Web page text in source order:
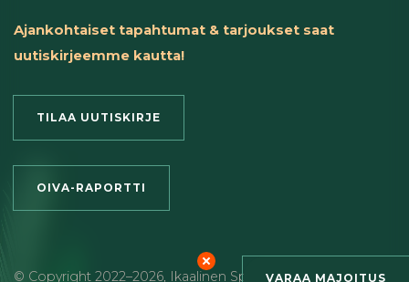
VARAA MAJOITUS
Ajankohtaiset tapahtumat & tarjoukset saat
uutiskirjeemme kautta!
TILAA UUTISKIRJE
OIVA-RAPORTTI
© Copyright 2022–2026, Ikaalinen Spa & Resort ,Roihu Inc. –